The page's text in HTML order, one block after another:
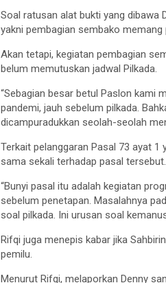
Soal ratusan alat bukti yang dibawa
yakni pembagian sembako
Akan tetapi, kegiatan pembagian
belum memutuskan jadwal Pilkada.
“Sebagian besar betul Paslon kami
pandemi, jauh sebelum pilkada.
dicampuradukkan seolah-seolah
Terkait pelanggaran Pasal 73 ayat 1
sama sekali terhadap pasal tersebut.
“Bunyi pasal itu adalah kegiatan
sebelum penetapan. Masalahnya
soal pilkada. Ini urusan soal
Rifqi juga menepis kabar jika
pemilu.
Menurut Rifqi, melaporkan Denny